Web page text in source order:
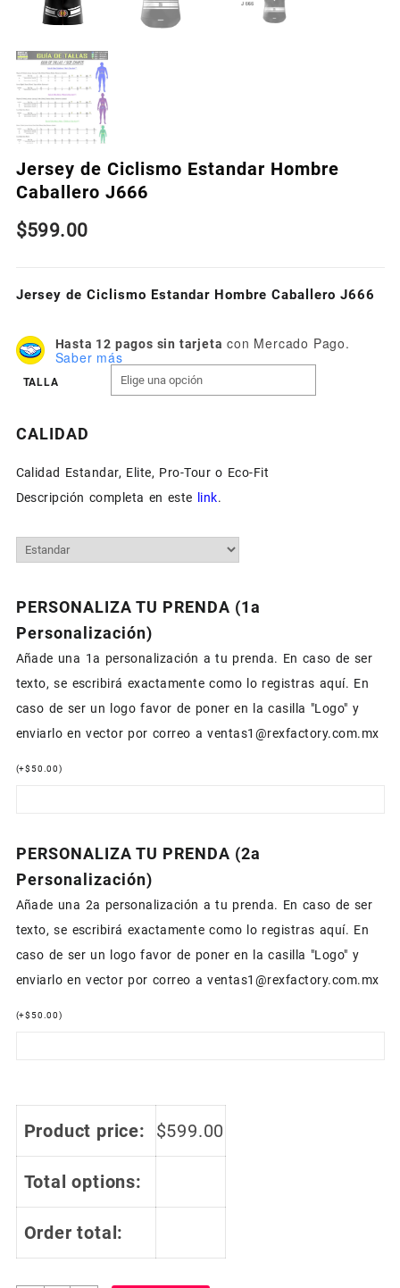
Jersey de Ciclismo Estandar Hombre
Caballero J666
$599.00
Jersey de Ciclismo Estandar Hombre Caballero J666
Hasta 12 pagos sin tarjeta con Mercado Pago.
Saber más
TALLA
CALIDAD
Calidad Estandar, Elite, Pro-Tour o Eco-Fit
Descripción completa en este
link.
PERSONALIZA TU PRENDA (1a
Personalización)
Añade una 1a personalización a tu prenda. En caso de ser
texto, se escribirá exactamente como lo registras aquí. En
caso de ser un logo favor de poner en la casilla "Logo" y
enviarlo en vector por correo a ventas1@rexfactory.com.mx
(+$50.00 )
PERSONALIZA TU PRENDA (2a
Personalización)
Añade una 2a personalización a tu prenda. En caso de ser
texto, se escribirá exactamente como lo registras aquí. En
caso de ser un logo favor de poner en la casilla "Logo" y
enviarlo en vector por correo a ventas1@rexfactory.com.mx
(+$50.00 )
Product price: $599.00
Total options:
Order total: